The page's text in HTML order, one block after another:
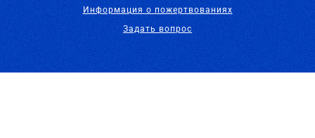
Информация о пожертвованиях
Задать вопрос